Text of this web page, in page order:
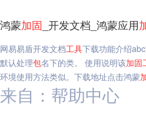
鸿蒙加固 _开发文档_鸿蒙应用
网易易盾开发文档工具下载功能介绍
默认处理包名下的类。 使用说明该加固
环境使用方法类似。下载地址点击鸿蒙
来自：帮助中心